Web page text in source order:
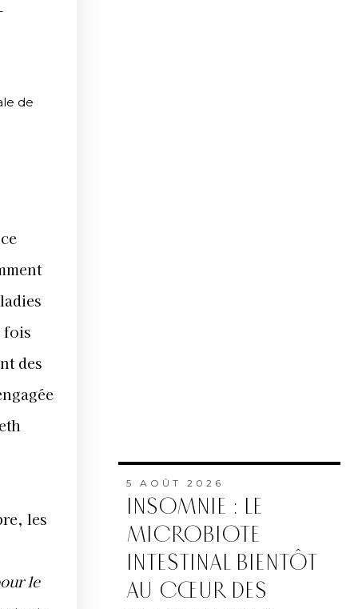
de
fois
des
les
le
5 AOÛT 2026
INSOMNIE : LE
MICROBIOTE
INTESTINAL BIENTÔT
AU CŒUR DES